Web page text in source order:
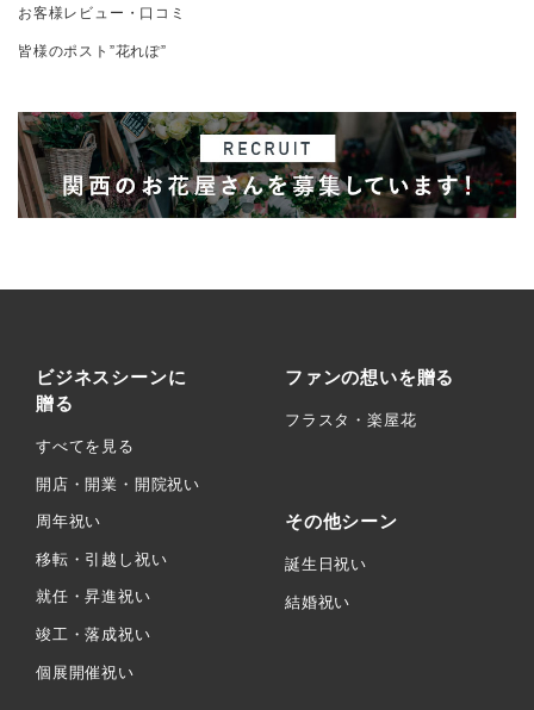
お客様レビュー・口コミ
皆様のポスト”花れぽ”
ビジネスシーンに
贈る
すべてを見る
開店・開業・開院祝い
周年祝い
移転・引越し祝い
就任・昇進祝い
竣工・落成祝い
個展開催祝い
ファンの想いを贈る
フラスタ・楽屋花
その他シーン
誕生日祝い
結婚祝い